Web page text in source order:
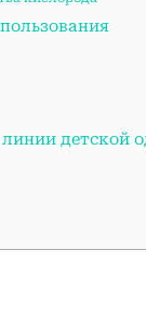
детской